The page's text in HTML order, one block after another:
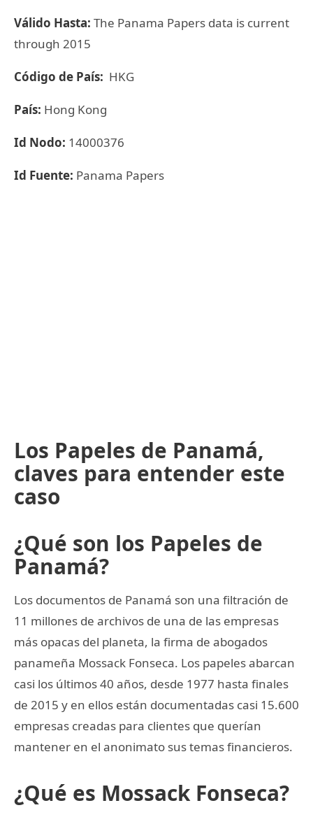
Válido Hasta: The Panama Papers data is current
through 2015
Código de País: HKG
País: Hong Kong
Id Nodo: 14000376
Id Fuente: Panama Papers
Los Papeles de Panamá,
claves para entender este
caso
¿Qué son los Papeles de
Panamá?
Los documentos de Panamá son una filtración de
11 millones de archivos de una de las empresas
más opacas del planeta, la firma de abogados
panameña Mossack Fonseca. Los papeles abarcan
casi los últimos 40 años, desde 1977 hasta finales
de 2015 y en ellos están documentadas casi 15.600
empresas creadas para clientes que querían
mantener en el anonimato sus temas financieros.
¿Qué es Mossack Fonseca?